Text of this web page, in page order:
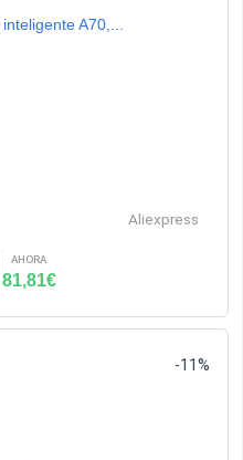
A70,...
Aliexpress
AHORA
81,81€
-11%